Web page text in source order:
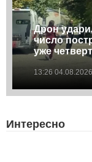
Дрон
число
уже
13:26 04.08.2026
Интересно